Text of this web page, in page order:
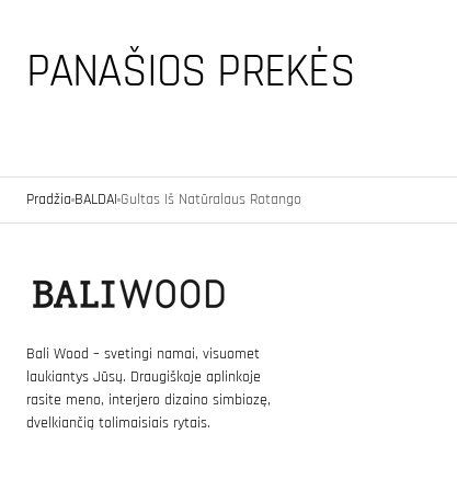
PANAŠIOS PREKĖS
Pradžia BALDAI Gultas Iš Natūralaus Rotango
Bali Wood – svetingi namai, visuomet
laukiantys Jūsų. Draugiškoje aplinkoje
rasite meno, interjero dizaino simbiozę,
dvelkiančią tolimaisiais rytais.